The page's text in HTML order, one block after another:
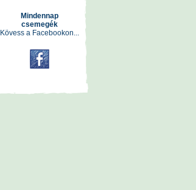
Mindennap
csemegék
Kövess a Facebookon...